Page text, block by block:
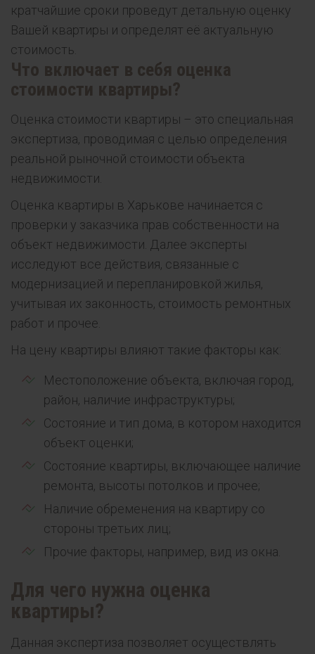
кратчайшие сроки проведут детальную оценку
Вашей квартиры и определят её актуальную
стоимость.
Что включает в себя оценка
стоимости квартиры?
Оценка стоимости квартиры – это специальная
экспертиза, проводимая с целью определения
реальной рыночной стоимости объекта
недвижимости.
Оценка квартиры в Харькове начинается с
проверки у заказчика прав собственности на
объект недвижимости. Далее эксперты
исследуют все действия, связанные с
модернизацией и перепланировкой жилья,
учитывая их законность, стоимость ремонтных
работ и прочее.
На цену квартиры влияют такие факторы как:
Местоположение объекта, включая город,
район, наличие инфраструктуры;
Состояние и тип дома, в котором находится
объект оценки;
Состояние квартиры, включающее наличие
ремонта, высоты потолков и прочее;
Наличие обременения на квартиру со
стороны третьих лиц;
Прочие факторы, например, вид из окна.
Для чего нужна оценка
квартиры?
Данная экспертиза позволяет осуществлять